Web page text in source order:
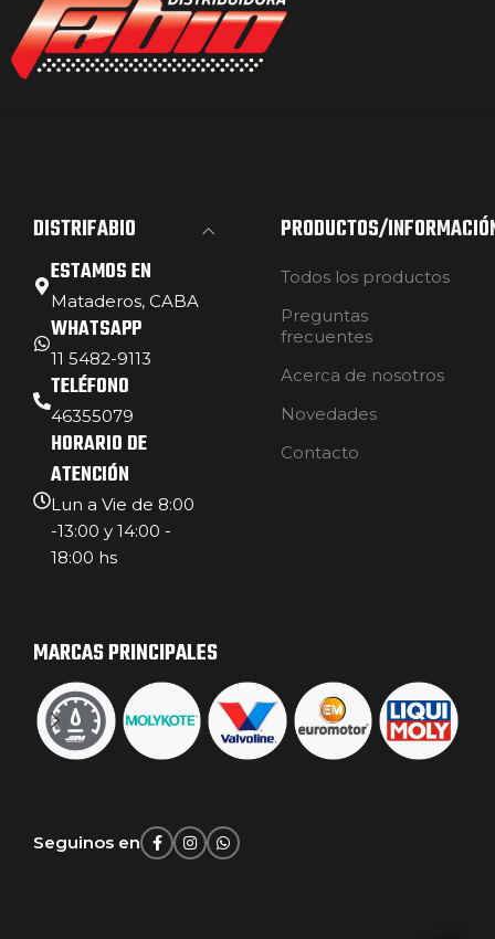
DISTRIFABIO
ESTAMOS EN
Mataderos, CABA
WHATSAPP
11 5482-9113
TELÉFONO
46355079
HORARIO DE
ATENCIÓN
Lun a Vie de 8:00
-13:00 y 14:00 -
18:00 hs
PRODUCTOS/
Todos los productos
Preguntas
frecuentes
Acerca de nosotros
Novedades
Contacto
MARCAS PRINCIPALES
Seguinos en